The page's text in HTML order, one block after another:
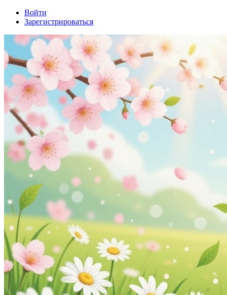
Войти
Зарегистрироваться